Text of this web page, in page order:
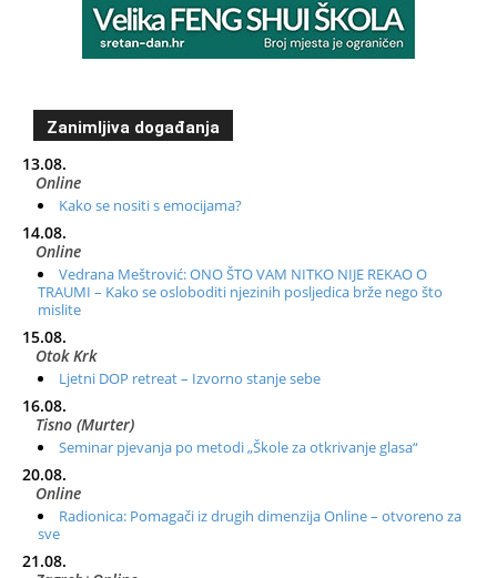
Zanimljiva događanja
13.08.
Online
Kako se nositi s emocijama?
14.08.
Online
Vedrana Meštrović: ONO ŠTO VAM NITKO NIJE REKAO O
TRAUMI – Kako se osloboditi njezinih posljedica brže nego što
mislite
15.08.
Otok Krk
Ljetni DOP retreat – Izvorno stanje sebe
16.08.
Tisno (Murter)
Seminar pjevanja po metodi „Škole za otkrivanje glasa“
20.08.
Online
Radionica: Pomagači iz drugih dimenzija Online – otvoreno za
sve
21.08.